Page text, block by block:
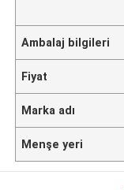
Ambalaj bilgileri
Fiyat
Marka adı
Menşe yeri